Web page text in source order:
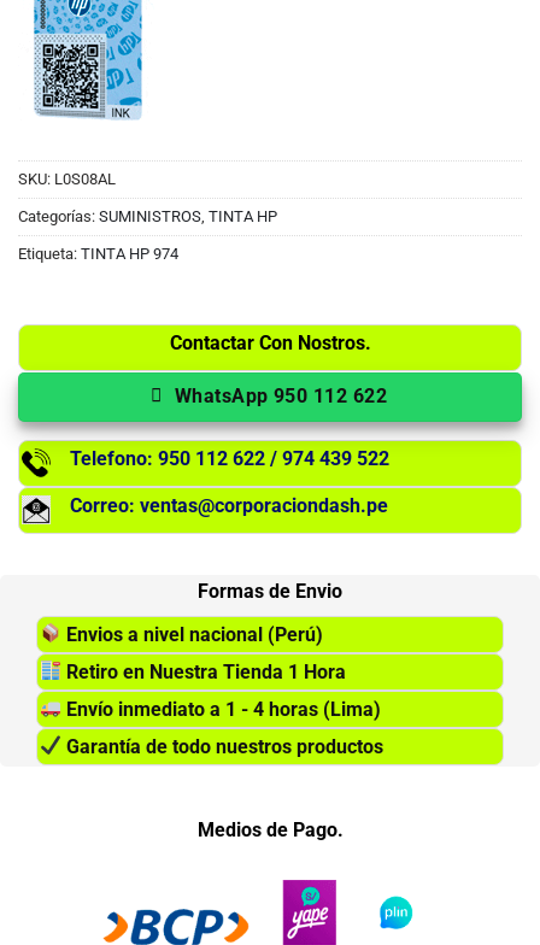
SKU: L0S08AL
Categorías: SUMINISTROS, TINTA HP
Etiqueta: TINTA HP 974
Contactar Con Nostros.
WhatsApp 950 112 622
Telefono: 950 112 622 / 974 439 522
Correo: ventas@corporaciondash.pe
Formas de Envio
Envios a nivel nacional (Perú)
Retiro en Nuestra Tienda 1 Hora
Envío inmediato a 1 - 4 horas (Lima)
Garantía de todo nuestros productos
Medios de Pago.